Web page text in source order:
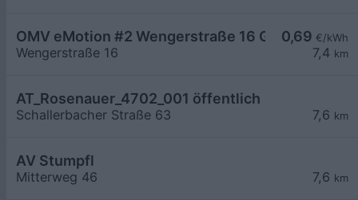
0,69 €/kWh
7,4 km
OMV eMotion #2 Wengerstraße 16 Grieskirchen
Wengerstraße 16
7,6 km
AT_Rosenauer_4702_001 öffentlich
Schallerbacher Straße 63
7,6 km
AV Stumpfl
Mitterweg 46